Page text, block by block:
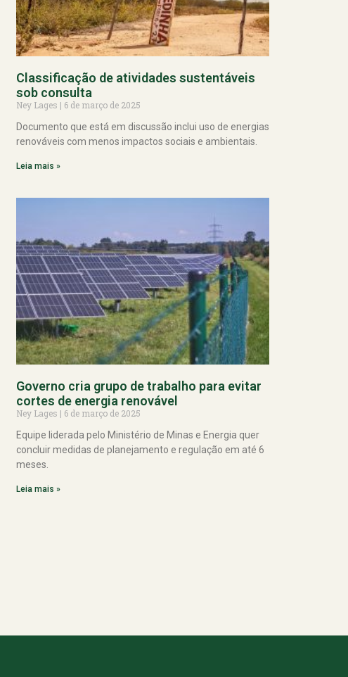
Classificação de atividades sustentáveis
sob consulta
Ney Lages
6 de março de 2025
Documento que está em discussão inclui uso de energias
renováveis com menos impactos sociais e ambientais.
Leia mais »
Governo cria grupo de trabalho para evitar
cortes de energia renovável
Ney Lages
6 de março de 2025
Equipe liderada pelo Ministério de Minas e Energia quer
concluir medidas de planejamento e regulação em até 6
meses.
Leia mais »